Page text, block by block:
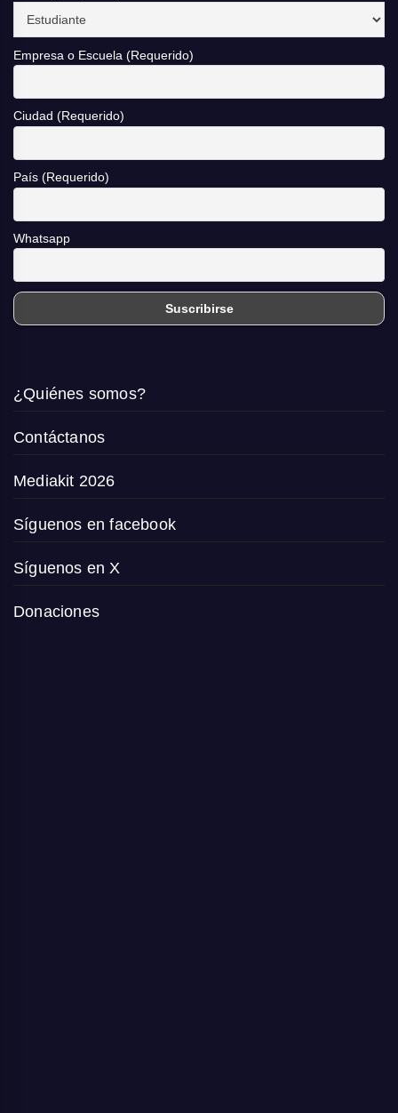
Empresa o Escuela (Requerido)
Ciudad (Requerido)
País (Requerido)
Whatsapp
¿Quiénes somos?
Contáctanos
Mediakit 2026
Síguenos en facebook
Síguenos en X
Donaciones